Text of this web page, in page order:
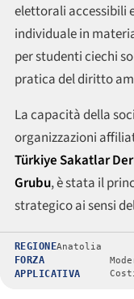
elettorali accessibili
individuale in
per studenti ciechi
pratica del diritto
La capacità della
organizzazioni
Türkiye Sakatlar
Grubu, è stata il
strategico ai sensi
REGIONEAnatolia
FORZA
APPLICATIVA